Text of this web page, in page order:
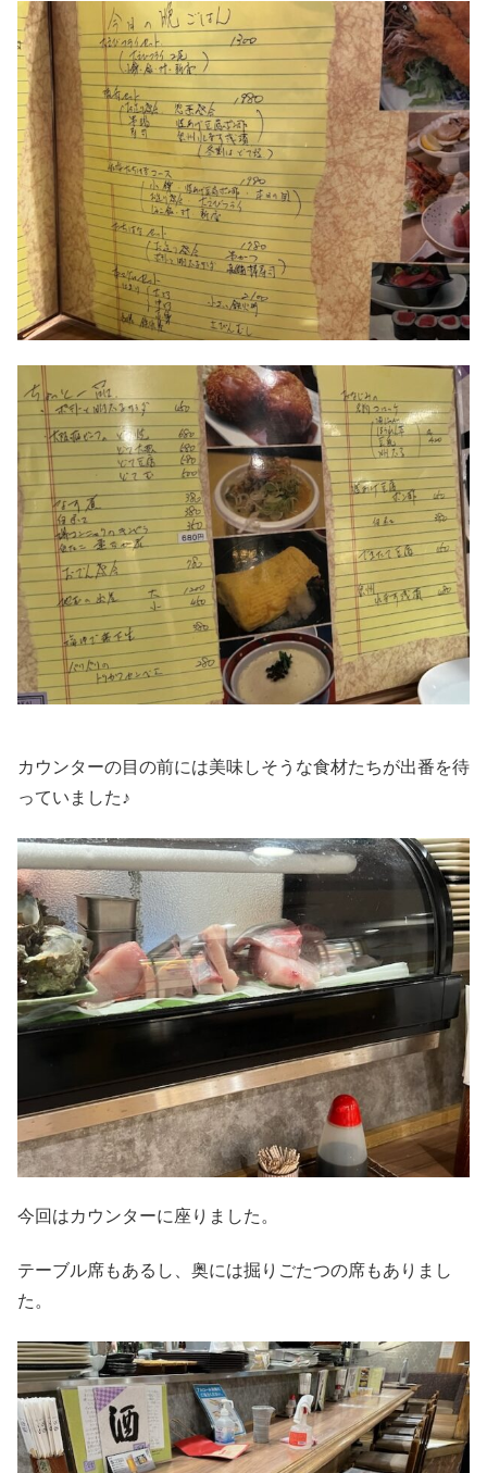
カウンターの目の前には美味しそうな食材たちが出番を待
っていました♪
今回はカウンターに座りました。
テーブル席もあるし、奥には掘りごたつの席もありまし
た。